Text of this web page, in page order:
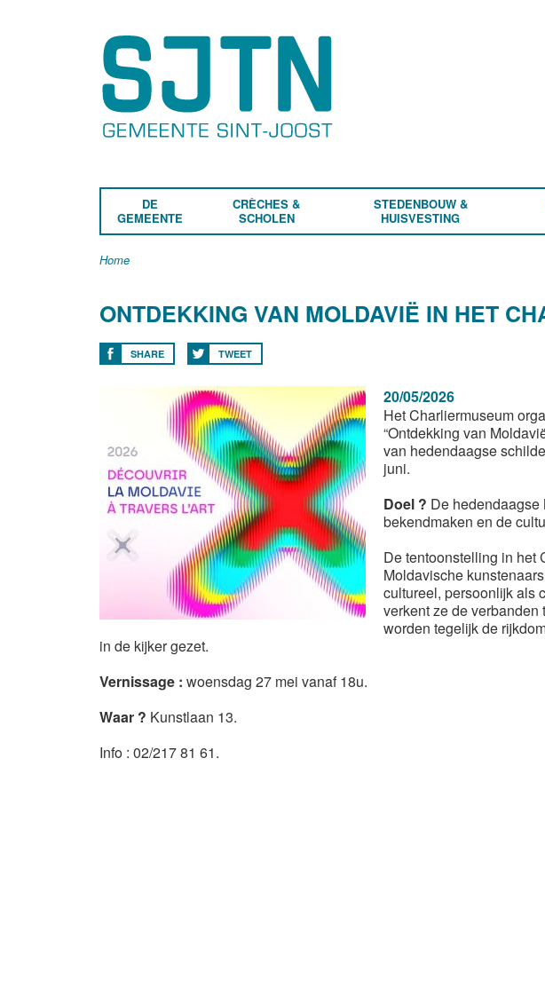
DE
GEMEENTE
CRÈCHES &
SCHOLEN
STEDENBOUW &
HUISVESTING
Home
ONTDEKKING VAN MOLDAVIË IN HET
SHARE TWEET
20/05/2026
Het Charliermuseum
“Ontdekking van
van hedendaagse
juni.
Doel ? De
bekendmaken en de
De tentoonstelling in het
Moldavische
cultureel, persoonlijk als
verkent ze de
worden tegelijk de
in de kijker gezet.
Vernissage : woensdag 27 mei vanaf 18u.
Waar ? Kunstlaan 13.
Info : 02/217 81 61.